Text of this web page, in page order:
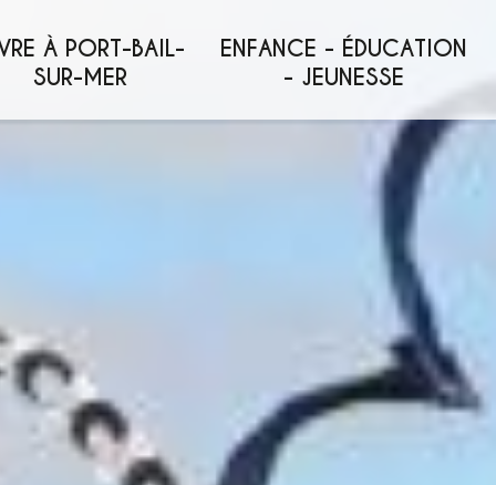
À PORT-BAIL-
SUR-MER
ENFANCE - ÉDUCATION
- JEUNESSE